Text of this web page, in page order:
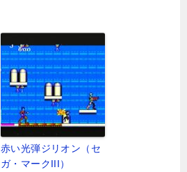
赤い光弾ジリオン（セ
ガ・マークIII）